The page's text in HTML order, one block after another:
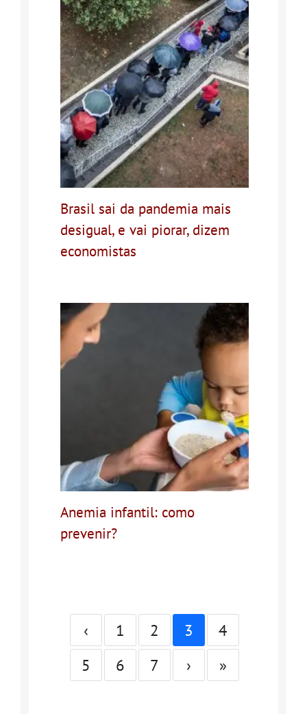
Brasil sai da pandemia mais
desigual, e vai piorar, dizem
economistas
Anemia infantil: como
prevenir?
‹ 1 2 3
4
5
6 7 › »